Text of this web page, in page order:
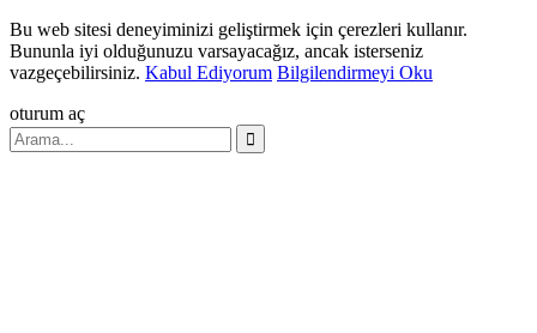
Bu web sitesi deneyiminizi geliştirmek için çerezleri kullanır.
Bununla iyi olduğunuzu varsayacağız, ancak isterseniz
vazgeçebilirsiniz. Kabul Ediyorum Bilgilendirmeyi Oku
oturum aç